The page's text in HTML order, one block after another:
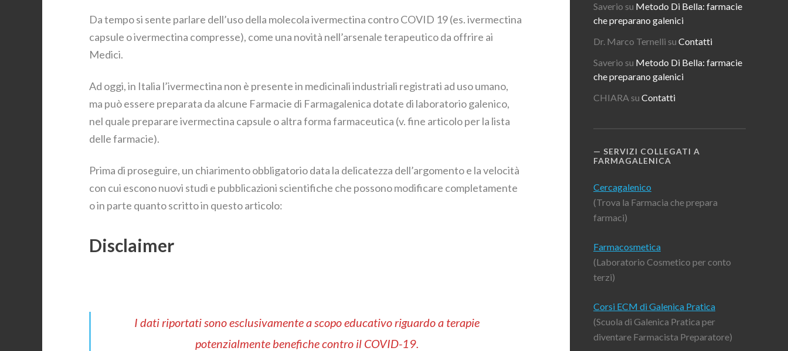
Da tempo si sente parlare dell’uso della molecola ivermectina contro COVID 19 (es. ivermectina
capsule o ivermectina compresse), come una novità nell’arsenale terapeutico da offrire ai
Medici.
Ad oggi, in Italia l’ivermectina non è presente in medicinali industriali registrati ad uso umano,
ma può essere preparata da alcune Farmacie di Farmagalenica dotate di laboratorio galenico,
nel quale preparare ivermectina capsule o altra forma farmaceutica (v. fine articolo per la lista
delle farmacie).
Prima di proseguire, un chiarimento obbligatorio data la delicatezza dell’argomento e la velocità
con cui escono nuovi studi e pubblicazioni scientifiche che possono modificare completamente
o in parte quanto scritto in questo articolo:
Disclaimer
I dati riportati sono esclusivamente a scopo educativo riguardo a terapie
potenzialmente benefiche contro il COVID-19.
Saverio su Metodo Di Bella: farmacie
che preparano galenici
Dr. Marco Ternelli suContatti
Saverio su Metodo Di Bella: farmacie
che preparano galenici
CHIARA suContatti
SERVIZI COLLEGATI A
FARMAGALENICA
Cercagalenico
(Trova la Farmacia che prepara
farmaci)
Farmacosmetica
(Laboratorio Cosmetico per conto
terzi)
Corsi ECM di Galenica Pratica
(Scuola di Galenica Pratica per
diventare Farmacista Preparatore)